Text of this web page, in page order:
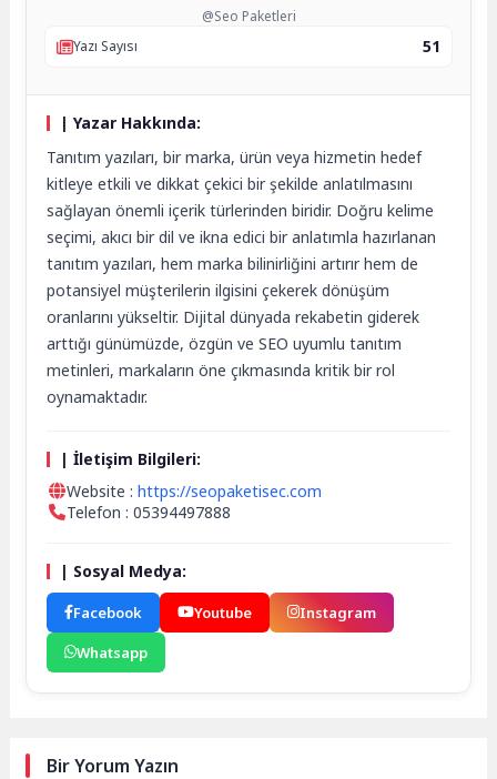
@Seo Paketleri
Yazı Sayısı
51
| Yazar Hakkında:
Tanıtım yazıları, bir marka, ürün veya hizmetin hedef
kitleye etkili ve dikkat çekici bir şekilde anlatılmasını
sağlayan önemli içerik türlerinden biridir. Doğru kelime
seçimi, akıcı bir dil ve ikna edici bir anlatımla hazırlanan
tanıtım yazıları, hem marka bilinirliğini artırır hem de
potansiyel müşterilerin ilgisini çekerek dönüşüm
oranlarını yükseltir. Dijital dünyada rekabetin giderek
arttığı günümüzde, özgün ve SEO uyumlu tanıtım
metinleri, markaların öne çıkmasında kritik bir rol
oynamaktadır.
| İletişim Bilgileri:
Website :https://seopaketisec.com
Telefon : 05394497888
| Sosyal Medya:
Facebook Youtube
Instagram
Whatsapp
Bir Yorum Yazın